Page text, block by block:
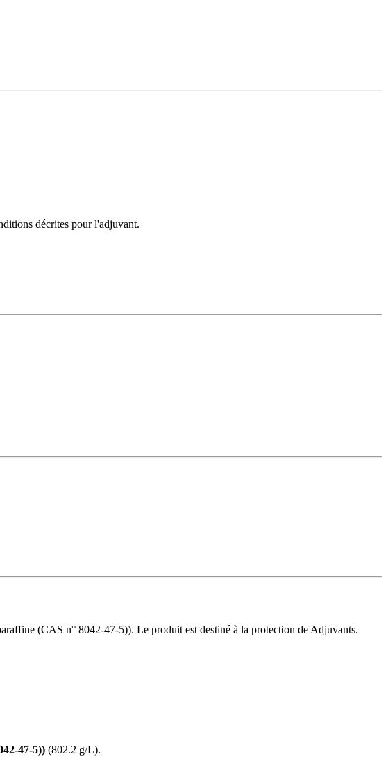
décrites pour l'adjuvant.
(CAS n° 8042-47-5)). Le produit est destiné à la protection de Adjuvants.
47-5)) (802.2 g/L).